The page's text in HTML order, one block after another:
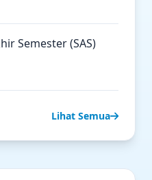
Semester (SAS)
Lihat Semua